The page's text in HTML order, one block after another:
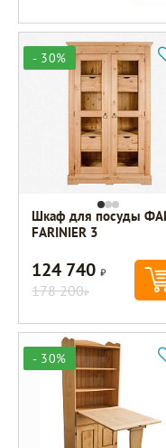
- 30%
Шкаф для посуды
FARINIER 3
124 740Р
178 200Р
- 30%